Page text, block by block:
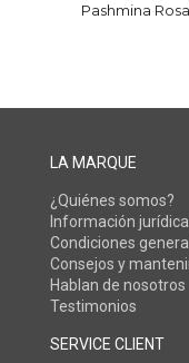
Pashmina
LA MARQUE
¿Quiénes somos?
Información jurídica
Condiciones
Consejos y
Hablan de nosotros
Testimonios
SERVICE CLIENT